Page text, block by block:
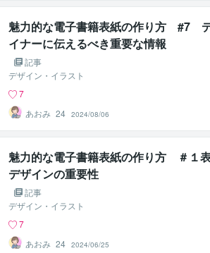
魅力的な電子書籍表紙の作り方 #7
イナーに伝えるべき重要な情報
記事
デザイン・イラスト
7
あおみ_24 2024/08/06
魅力的な電子書籍表紙の作り方 ＃１
デザインの重要性
記事
デザイン・イラスト
7
あおみ_24 2024/06/25